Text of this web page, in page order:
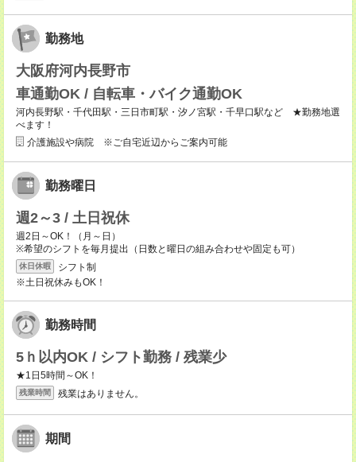
勤務地
大阪府河内長野市
車通勤OK / 自転車・バイク通勤OK
河内長野駅・千代田駅・三日市町駅・汐ノ宮駅・千早口駅など ★勤務地選
べます！
介護施設や病院 ※ご自宅近辺からご案内可能
勤務曜日
週2～3 / 土日祝休
週2日～OK！（月～日）
※希望のシフトを毎月提出（日数と曜日の組み合わせや固定も可）
休日休暇
シフト制
※土日祝休みもOK！
勤務時間
5ｈ以内OK / シフト勤務 / 残業少
★1日5時間～OK！
残業時間 残業はありません。
期間